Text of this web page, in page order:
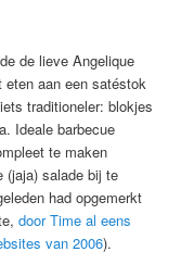
de lieve Angelique
eten aan een satéstok
traditioneler: blokjes
Ideale barbecue
te maken
(jaja) salade bij te
had opgemerkt
door Time al eens
van 2006).